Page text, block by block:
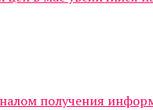
получения